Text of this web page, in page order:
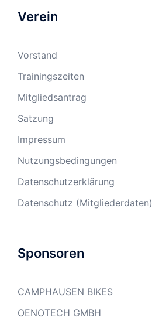
Verein
Vorstand
Trainingszeiten
Mitgliedsantrag
Satzung
Impressum
Nutzungsbedingungen
Datenschutzerklärung
Datenschutz (Mitgliederdaten)
Sponsoren
CAMPHAUSEN BIKES
OENOTECH GMBH